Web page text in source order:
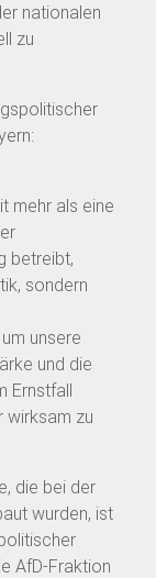
nationalen
zu
mehr als eine
betreibt,
sondern
unsere
und die
Ernstfall
wirksam zu
die bei der
wurden, ist
AfD-Fraktion